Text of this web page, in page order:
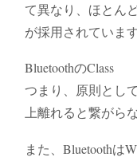
て異なり、ほとん
が採用されています
BluetoothのClass
つまり、原則とし
上離れると繋がら
また、Bluetoothは